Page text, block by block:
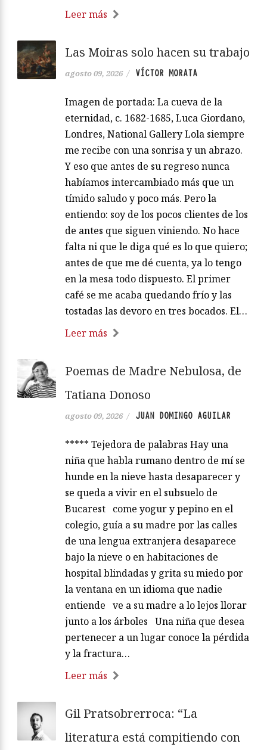
Leer más
Las Moiras solo hacen su trabajo
agosto 09, 2026 / VÍCTOR MORATA
Imagen de portada: La cueva de la
eternidad, c. 1682-1685, Luca Giordano,
Londres, National Gallery Lola siempre
me recibe con una sonrisa y un abrazo.
Y eso que antes de su regreso nunca
habíamos intercambiado más que un
tímido saludo y poco más. Pero la
entiendo: soy de los pocos clientes de los
de antes que siguen viniendo. No hace
falta ni que le diga qué es lo que quiero;
antes de que me dé cuenta, ya lo tengo
en la mesa todo dispuesto. El primer
café se me acaba quedando frío y las
tostadas las devoro en tres bocados. El…
Leer más
Poemas de Madre Nebulosa, de
Tatiana Donoso
agosto 09, 2026 / JUAN DOMINGO AGUILAR
***** Tejedora de palabras Hay una
niña que habla rumano dentro de mí se
hunde en la nieve hasta desaparecer y
se queda a vivir en el subsuelo de
Bucarest come yogur y pepino en el
colegio, guía a su madre por las calles
de una lengua extranjera desaparece
bajo la nieve o en habitaciones de
hospital blindadas y grita su miedo por
la ventana en un idioma que nadie
entiende ve a su madre a lo lejos llorar
junto a los árboles Una niña que desea
pertenecer a un lugar conoce la pérdida
y la fractura…
Leer más
Gil Pratsobrerroca: “La
literatura está compitiendo con